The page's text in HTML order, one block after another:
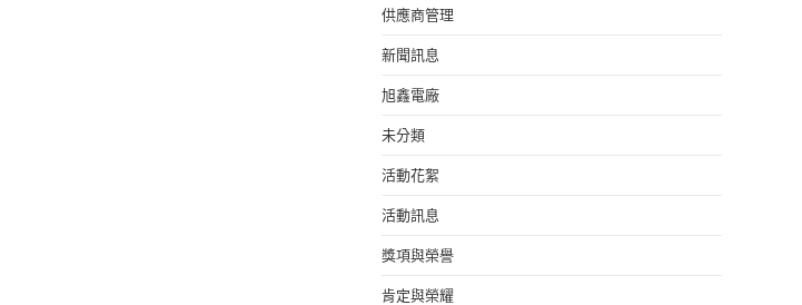
供應商管理
新聞訊息
旭鑫電廠
未分類
活動花絮
活動訊息
獎項與榮譽
肯定與榮耀